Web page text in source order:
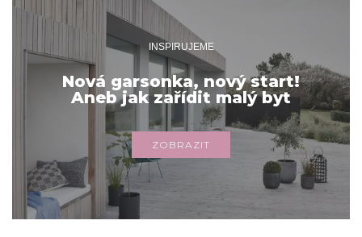
INSPIRUJEME
Nová garsonka, nový start!
Aneb jak zařídit malý byt
ZOBRAZIT